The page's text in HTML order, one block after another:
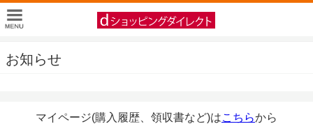
お知らせ
マイページ(購入履歴、領収書など)はこちらから